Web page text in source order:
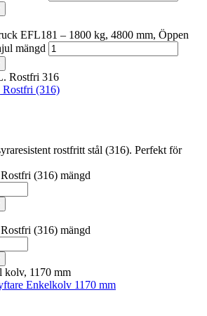
EFL181 – 1800 kg, 4800 mm, Öppen
mängd
Rostfri (316)
rostfritt stål (316). Perfekt för
(316) mängd
(316) mängd
Enkelkolv 1170 mm